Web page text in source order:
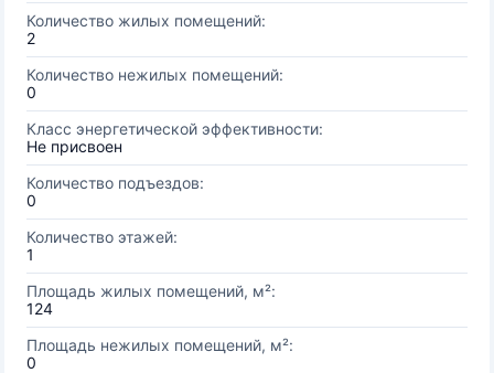
Количество жилых помещений:
2
Количество нежилых помещений:
0
Класс энергетической эффективности:
Не присвоен
Количество подъездов:
0
Количество этажей:
1
Площадь жилых помещений, м²:
124
Площадь нежилых помещений, м²:
0